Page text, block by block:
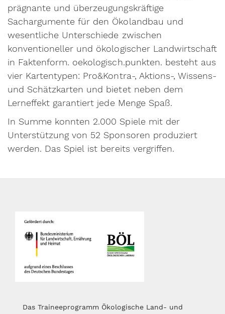
prägnante und überzeugungskräftige
Sachargumente für den Ökolandbau und
wesentliche Unterschiede zwischen
konventioneller und ökologischer Landwirtschaft
in Faktenform. oekologisch.punkten. besteht aus
vier Kartentypen: Pro&Kontra-, Aktions-, Wissens-
und Schätzkarten und bietet neben dem
Lerneffekt garantiert jede Menge Spaß.
In Summe konnten 2.000 Spiele mit der
Unterstützung von 52 Sponsoren produziert
werden. Das Spiel ist bereits vergriffen.
Das Traineeprogramm Ökologische Land- und